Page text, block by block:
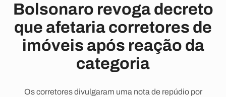
Bolsonaro revoga decreto
que afetaria corretores de
imóveis após reação da
categoria
Os corretores divulgaram uma nota de repúdio por